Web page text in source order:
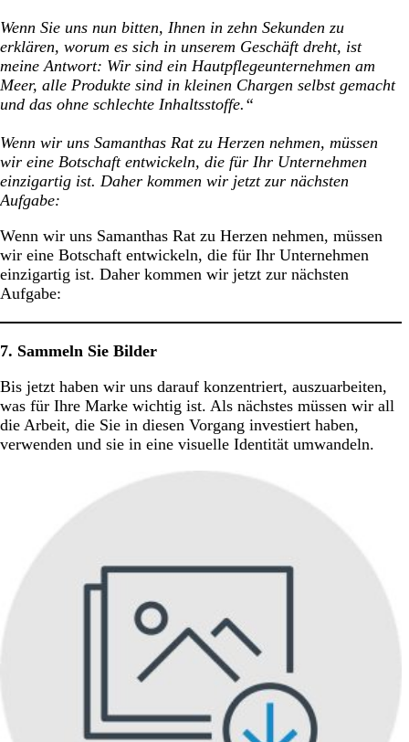
Wenn Sie uns nun bitten, Ihnen in zehn Sekunden zu
erklären, worum es sich in unserem Geschäft dreht, ist
meine Antwort: Wir sind ein Hautpflegeunternehmen am
Meer, alle Produkte sind in kleinen Chargen selbst gemacht
und das ohne schlechte Inhaltsstoffe.“
Wenn wir uns Samanthas Rat zu Herzen nehmen, müssen
wir eine Botschaft entwickeln, die für Ihr Unternehmen
einzigartig ist. Daher kommen wir jetzt zur nächsten
Aufgabe:
Wenn wir uns Samanthas Rat zu Herzen nehmen, müssen
wir eine Botschaft entwickeln, die für Ihr Unternehmen
einzigartig ist. Daher kommen wir jetzt zur nächsten
Aufgabe:
7. Sammeln Sie Bilder
Bis jetzt haben wir uns darauf konzentriert, auszuarbeiten,
was für Ihre Marke wichtig ist. Als nächstes müssen wir all
die Arbeit, die Sie in diesen Vorgang investiert haben,
verwenden und sie in eine visuelle Identität umwandeln.